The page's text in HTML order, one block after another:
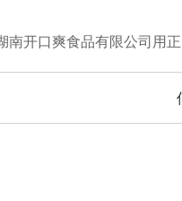
开口爽食品有限公司用